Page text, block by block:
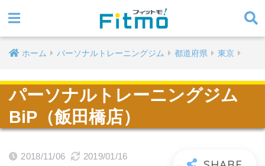
ホーム パーソナルトレーニングジム 都道府県 東京
パーソナルトレーニングジム
BiP（飯田橋店）
2018/11/06 2019/01/16